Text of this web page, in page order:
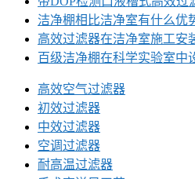
洁净棚相比洁净室有什么优
高效过滤器在洁净室施工安
百级洁净棚在科学实验室中
高效空气过滤器
初效过滤器
中效过滤器
空调过滤器
耐高温过滤器